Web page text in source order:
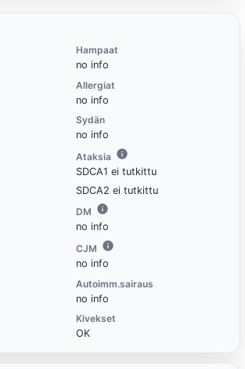
Hampaat
no info
Allergiat
no info
Sydän
no info
Ataksia
SDCA1 ei tutkittu
SDCA2 ei tutkittu
DM
no info
CJM
no info
Autoimm.sairaus
no info
Kivekset
OK